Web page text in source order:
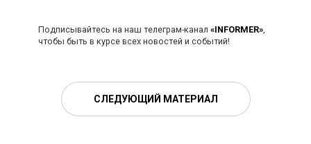
Подписывайтесь на наш телеграм-канал «INFORMER»,
чтобы быть в курсе всех новостей и событий!
СЛЕДУЮЩИЙ МАТЕРИАЛ